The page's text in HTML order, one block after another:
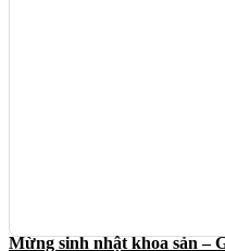
Mừng sinh nhật khoa sản –